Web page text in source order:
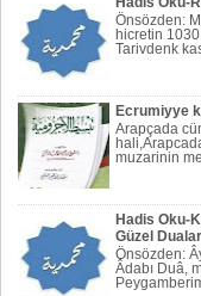
Önsözden:
hicretin
Tarivdenk
Ecrumiyye
Arapçada
muzarinin
Hadis Oku-
Güzel
Önsözden:
Âdabı Duâ,